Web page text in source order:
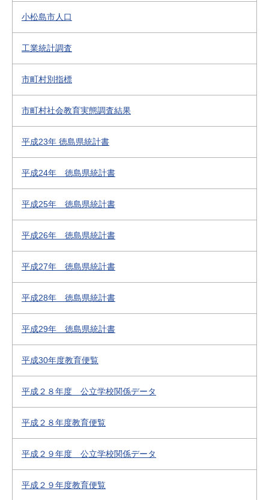
小松島市人口
工業統計調査
市町村別指標
市町村社会教育実態調査結果
平成23年 徳島県統計書
平成24年 徳島県統計書
平成25年 徳島県統計書
平成26年 徳島県統計書
平成27年 徳島県統計書
平成28年 徳島県統計書
平成29年 徳島県統計書
平成30年度教育便覧
平成２８年度 公立学校関係データ
平成２８年度教育便覧
平成２９年度 公立学校関係データ
平成２９年度教育便覧